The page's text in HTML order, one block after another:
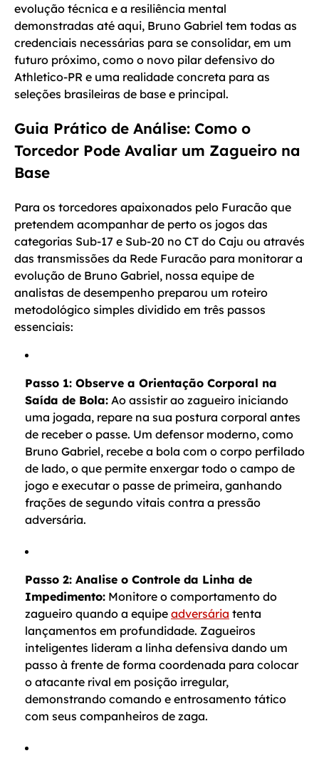
evolução técnica e a resiliência mental
demonstradas até aqui, Bruno Gabriel tem todas as
credenciais necessárias para se consolidar, em um
futuro próximo, como o novo pilar defensivo do
Athletico-PR e uma realidade concreta para as
seleções brasileiras de base e principal.
Guia Prático de Análise: Como o
Torcedor Pode Avaliar um Zagueiro na
Base
Para os torcedores apaixonados pelo Furacão que
pretendem acompanhar de perto os jogos das
categorias Sub-17 e Sub-20 no CT do Caju ou através
das transmissões da Rede Furacão para monitorar a
evolução de Bruno Gabriel, nossa equipe de
analistas de desempenho preparou um roteiro
metodológico simples dividido em três passos
essenciais:
Passo 1: Observe a Orientação Corporal na
Saída de Bola: Ao assistir ao zagueiro iniciando
uma jogada, repare na sua postura corporal antes
de receber o passe. Um defensor moderno, como
Bruno Gabriel, recebe a bola com o corpo perfilado
de lado, o que permite enxergar todo o campo de
jogo e executar o passe de primeira, ganhando
frações de segundo vitais contra a pressão
adversária.
Passo 2: Analise o Controle da Linha de
Impedimento: Monitore o comportamento do
zagueiro quando a equipe adversária tenta
lançamentos em profundidade. Zagueiros
inteligentes lideram a linha defensiva dando um
passo à frente de forma coordenada para colocar
o atacante rival em posição irregular,
demonstrando comando e entrosamento tático
com seus companheiros de zaga.